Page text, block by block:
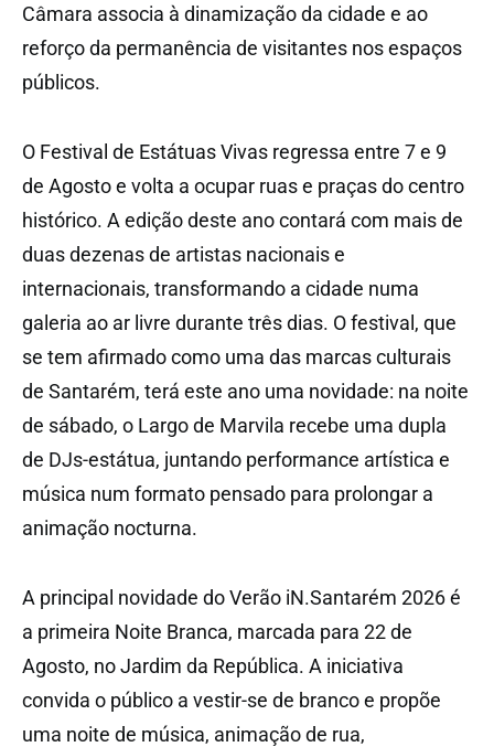
Câmara associa à dinamização da cidade e ao
reforço da permanência de visitantes nos espaços
públicos.
O Festival de Estátuas Vivas regressa entre 7 e 9
de Agosto e volta a ocupar ruas e praças do centro
histórico. A edição deste ano contará com mais de
duas dezenas de artistas nacionais e
internacionais, transformando a cidade numa
galeria ao ar livre durante três dias. O festival, que
se tem afirmado como uma das marcas culturais
de Santarém, terá este ano uma novidade: na noite
de sábado, o Largo de Marvila recebe uma dupla
de DJs-estátua, juntando performance artística e
música num formato pensado para prolongar a
animação nocturna.
A principal novidade do Verão iN.Santarém 2026 é
a primeira Noite Branca, marcada para 22 de
Agosto, no Jardim da República. A iniciativa
convida o público a vestir-se de branco e propõe
uma noite de música, animação de rua,